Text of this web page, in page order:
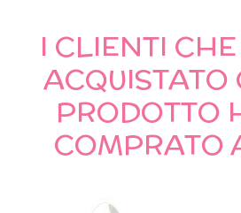
I CLIENTI
ACQUISTATO
PRODOTTO
COMPRATO